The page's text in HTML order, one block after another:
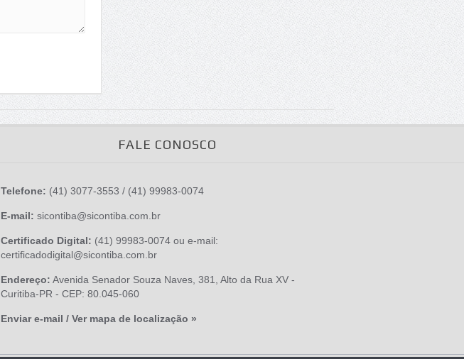
FALE CONOSCO
Telefone: (41) 3077-3553 / (41) 99983-0074
E-mail: sicontiba@sicontiba.com.br
Certificado Digital: (41) 99983-0074 ou e-mail:
certificadodigital@sicontiba.com.br
Endereço: Avenida Senador Souza Naves, 381, Alto da Rua XV -
Curitiba-PR - CEP: 80.045-060
Enviar e-mail / Ver mapa de localização »